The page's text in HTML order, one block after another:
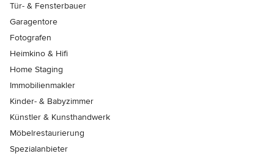
Tür- & Fensterbauer
Garagentore
Fotografen
Heimkino & Hifi
Home Staging
Immobilienmakler
Kinder- & Babyzimmer
Künstler & Kunsthandwerk
Möbelrestaurierung
Spezialanbieter